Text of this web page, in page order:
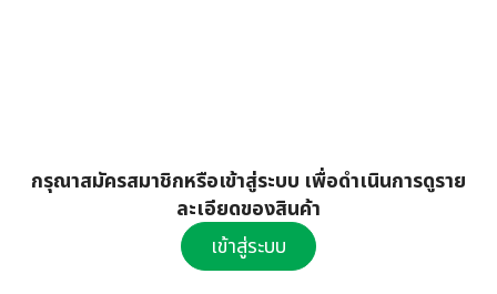
กรุณาสมัครสมาชิกหรือเข้าสู่ระบบ เพื่อดำเนินการดูราย
ละเอียดของสินค้า
เข้าสู่ระบบ